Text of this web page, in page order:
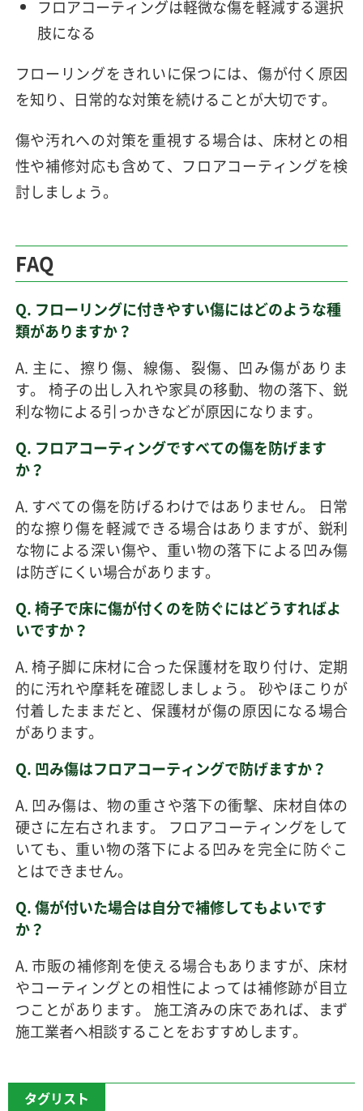
フロアコーティングは軽微な傷を軽減する選択
肢になる
フローリングをきれいに保つには、傷が付く原因
を知り、日常的な対策を続けることが大切です。
傷や汚れへの対策を重視する場合は、床材との相
性や補修対応も含めて、フロアコーティングを検
討しましょう。
FAQ
Q. フローリングに付きやすい傷にはどのような種
類がありますか？
A. 主に、擦り傷、線傷、裂傷、凹み傷がありま
す。 椅子の出し入れや家具の移動、物の落下、鋭
利な物による引っかきなどが原因になります。
Q. フロアコーティングですべての傷を防げます
か？
A. すべての傷を防げるわけではありません。 日常
的な擦り傷を軽減できる場合はありますが、鋭利
な物による深い傷や、重い物の落下による凹み傷
は防ぎにくい場合があります。
Q. 椅子で床に傷が付くのを防ぐにはどうすればよ
いですか？
A. 椅子脚に床材に合った保護材を取り付け、定期
的に汚れや摩耗を確認しましょう。 砂やほこりが
付着したままだと、保護材が傷の原因になる場合
があります。
Q. 凹み傷はフロアコーティングで防げますか？
A. 凹み傷は、物の重さや落下の衝撃、床材自体の
硬さに左右されます。 フロアコーティングをして
いても、重い物の落下による凹みを完全に防ぐこ
とはできません。
Q. 傷が付いた場合は自分で補修してもよいです
か？
A. 市販の補修剤を使える場合もありますが、床材
やコーティングとの相性によっては補修跡が目立
つことがあります。 施工済みの床であれば、まず
施工業者へ相談することをおすすめします。
タグリスト